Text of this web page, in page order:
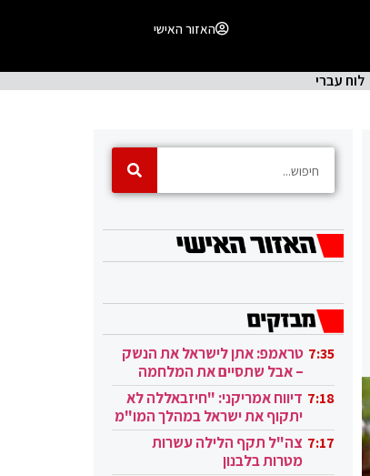
האזור האישי
לוח עברי
7:35 טראמפ: אתן לישראל את הנשק
– אבל שתסיים את המלחמה
בעזה 7:18 דיווח אמריקני: "חיזבאללה לא
יתקוף את ישראל במהלך המו"מ
בקטאר" 7:17 צה"ל תקף הלילה עשרות
מטרות בלבנון